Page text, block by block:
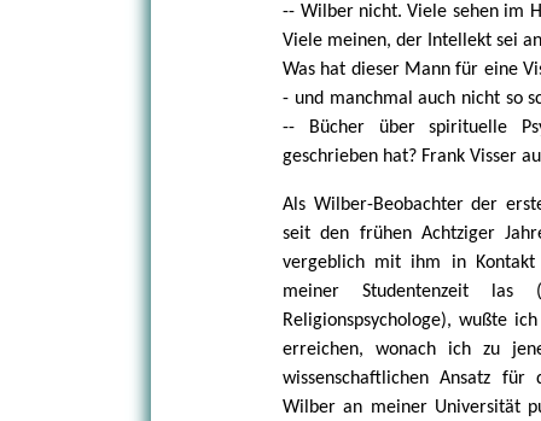
-- Wilber nicht. Viele sehen im
Viele meinen, der Intellekt sei
Was hat dieser Mann für eine
- und manchmal auch nicht so
-- Bücher über spirituelle
geschrieben hat? Frank Visser
Als Wilber-Beobachter der
seit den frühen Achtziger
vergeblich mit ihm in
meiner Studentenzeit
Religionspsychologe), wußte
erreichen, wonach ich zu
wissenschaftlichen Ansatz
Wilber an meiner Universität